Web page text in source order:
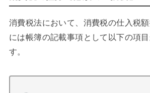
消費税法において、消費税の仕入税
には帳簿の記載事項として以下の項
す。